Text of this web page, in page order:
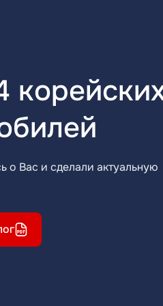
о Вас и сделали актуальную